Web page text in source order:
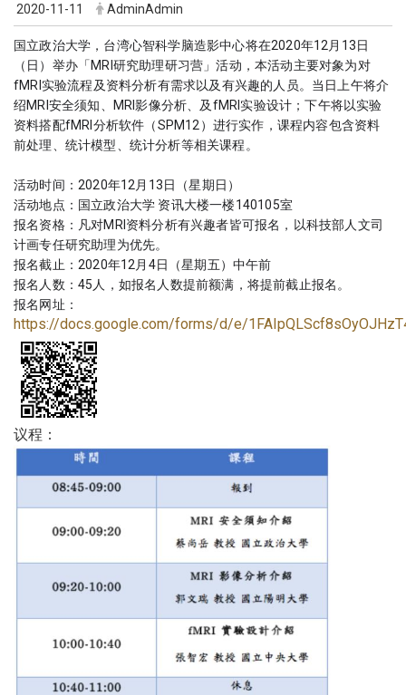
2020-11-11 AdminAdmin
国立政治大学，台湾心智科学脑造影中心将在2020年12月13日
（日）举办「MRI研究助理研习营」活动，本活动主要对象为对
fMRI实验流程及资料分析有需求以及有兴趣的人员。当日上午将介
绍MRI安全须知、MRI影像分析、及fMRI实验设计；下午将以实验
资料搭配fMRI分析软件（SPM12）进行实作，课程内容包含资料
前处理、统计模型、统计分析等相关课程。
活动时间：2020年12月13日（星期日）
活动地点：国立政治大学 资讯大楼一楼140105室
报名资格：凡对MRI资料分析有兴趣者皆可报名，以科技部人文司
计画专任研究助理为优先。
报名截止：2020年12月4日（星期五）中午前
报名人数：45人，如报名人数提前额满，将提前截止报名。
报名网址：
https://docs.google.com/forms/d/e/
议程：